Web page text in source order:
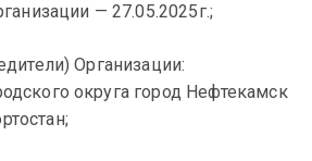
— 27.05.2025г.;
Организации:
округа город Нефтекамск